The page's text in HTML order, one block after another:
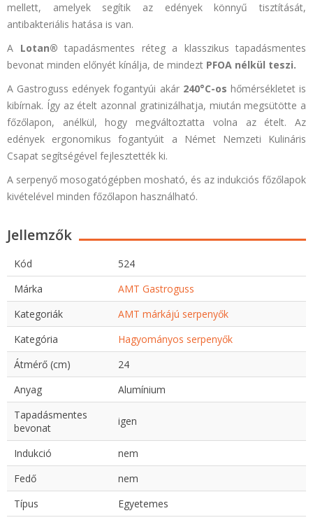
mellett, amelyek segítik az edények könnyű tisztítását,
antibakteriális hatása is van.
A Lotan® tapadásmentes réteg a klasszikus tapadásmentes
bevonat minden előnyét kínálja, de mindezt PFOA nélkül teszi.
A Gastroguss edények fogantyúi akár240°C-os hőmérsékletet is
kibírnak. Így az ételt azonnal gratinizálhatja, miután megsütötte a
főzőlapon, anélkül, hogy megváltoztatta volna az ételt. Az
edények ergonomikus fogantyúit a Német Nemzeti Kulináris
Csapat segítségével fejlesztették ki.
A serpenyő mosogatógépben mosható, és az indukciós főzőlapok
kivételével minden főzőlapon használható.
Jellemzők
Kód
524
Márka
AMT Gastroguss
Kategoriák
AMT márkájú serpenyők
Kategória
Hagyományos serpenyők
Átmérő (cm)
24
Anyag
Alumínium
Tapadásmentes
bevonat
igen
Indukció
nem
Fedő
nem
Típus
Egyetemes